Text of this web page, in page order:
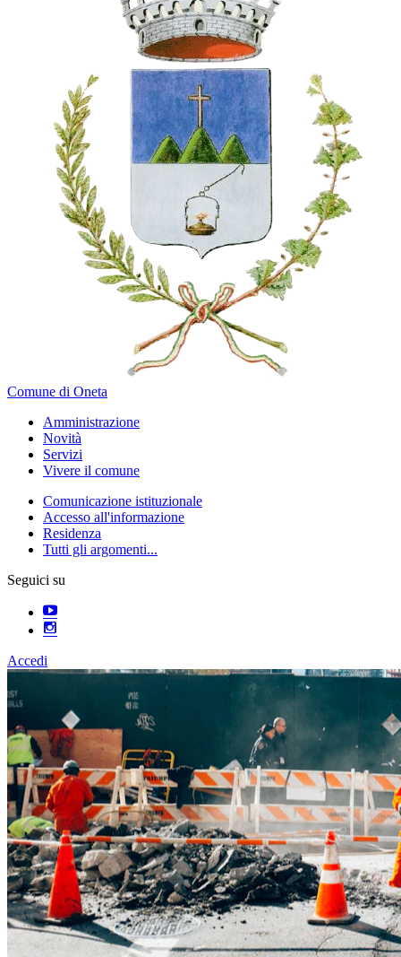
Comune di Oneta
Amministrazione
Novità
Servizi
Vivere il comune
Comunicazione istituzionale
Accesso all'informazione
Residenza
Tutti gli argomenti...
Seguici su
Accedi